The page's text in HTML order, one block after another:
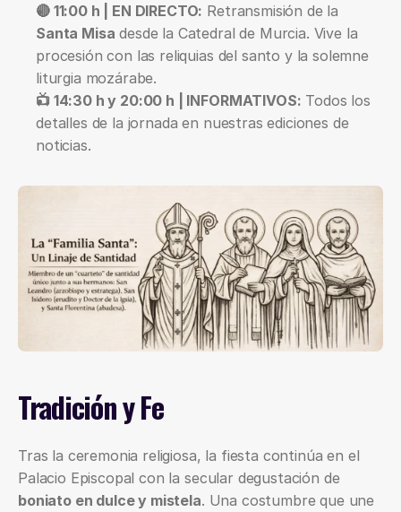
🔴 11:00 h | EN DIRECTO:
Santa Misa desde la Catedral de Murcia. Vive la
procesión con las reliquias del santo y la solemne
liturgia mozárabe.
📺 14:30 h y 20:00 h | INFORMATIVOS: Todos los
detalles de la jornada en nuestras ediciones de
noticias.
Tradición y Fe
Tras la ceremonia religiosa, la fiesta continúa en el
Palacio Episcopal con la secular degustación de
boniato en dulce y mistela. Una costumbre que une